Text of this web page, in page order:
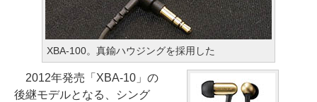
XBA-100。真鍮ハウジングを採用した
2012年発売「XBA-10」の
後継モデルとなる、シング